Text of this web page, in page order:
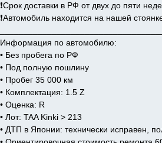
❗️Срок доставки в РФ от двух до пяти
❗️Автомобиль находится на нашей
Информация по автомобилю:
• Без пробега по РФ
• Под полную пошлину
• Пробег 35 000 км
• Комплектация: 1.5 Z
• Оценка: R
• Лот: TAA Kinki > 213
• ДТП в Японии: технически исправен,